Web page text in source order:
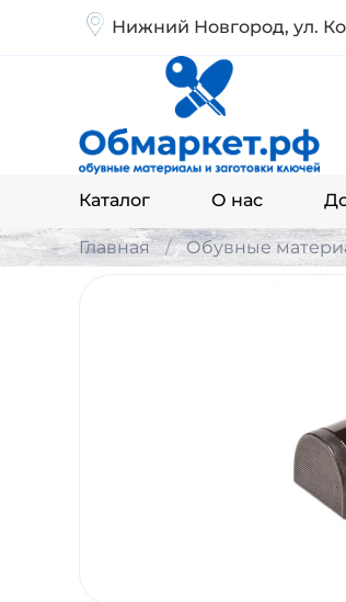
Нижний Новгород, ул.
Каталог О нас
Главная Обувные